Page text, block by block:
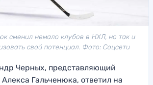
сменил немало клубов в НХЛ, но так и
свой потенциал. Фото: Соцсети
Черных, представляющий
Гальченюка, ответил на